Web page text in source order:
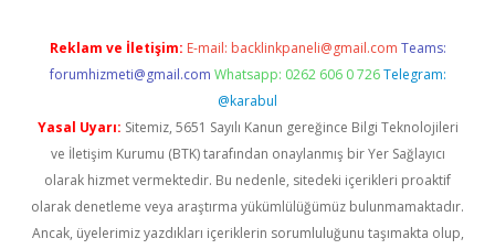
Reklam ve İletişim: E-mail: backlinkpaneli@gmail.com Teams:
forumhizmeti@gmail.com Whatsapp: 0262 606 0 726 Telegram:
@karabul
Yasal Uyarı: Sitemiz, 5651 Sayılı Kanun gereğince Bilgi Teknolojileri
ve İletişim Kurumu (BTK) tarafından onaylanmış bir Yer Sağlayıcı
olarak hizmet vermektedir. Bu nedenle, sitedeki içerikleri proaktif
olarak denetleme veya araştırma yükümlülüğümüz bulunmamaktadır.
Ancak, üyelerimiz yazdıkları içeriklerin sorumluluğunu taşımakta olup,